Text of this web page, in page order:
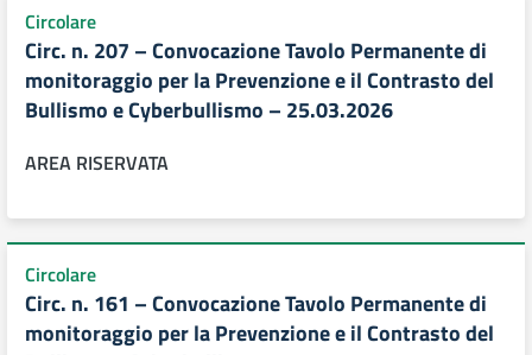
Circolare
Circ. n. 207 – Convocazione Tavolo Permanente di
monitoraggio per la Prevenzione e il Contrasto del
Bullismo e Cyberbullismo – 25.03.2026
AREA RISERVATA
Circolare
Circ. n. 161 – Convocazione Tavolo Permanente di
monitoraggio per la Prevenzione e il Contrasto del